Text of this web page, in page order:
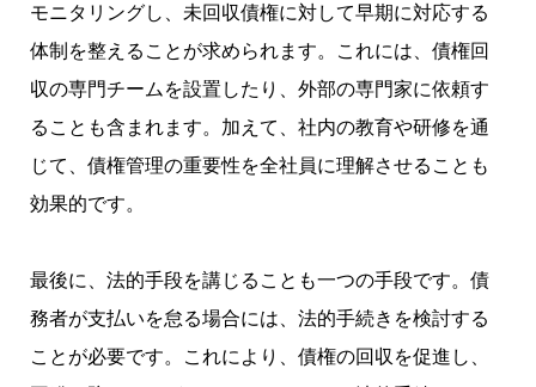
モニタリングし、未回収債権に対して早期に対応する
体制を整えることが求められます。これには、債権回
収の専門チームを設置したり、外部の専門家に依頼す
ることも含まれます。加えて、社内の教育や研修を通
じて、債権管理の重要性を全社員に理解させることも
効果的です。
最後に、法的手段を講じることも一つの手段です。債
務者が支払いを怠る場合には、法的手続きを検討する
ことが必要です。これにより、債権の回収を促進し、